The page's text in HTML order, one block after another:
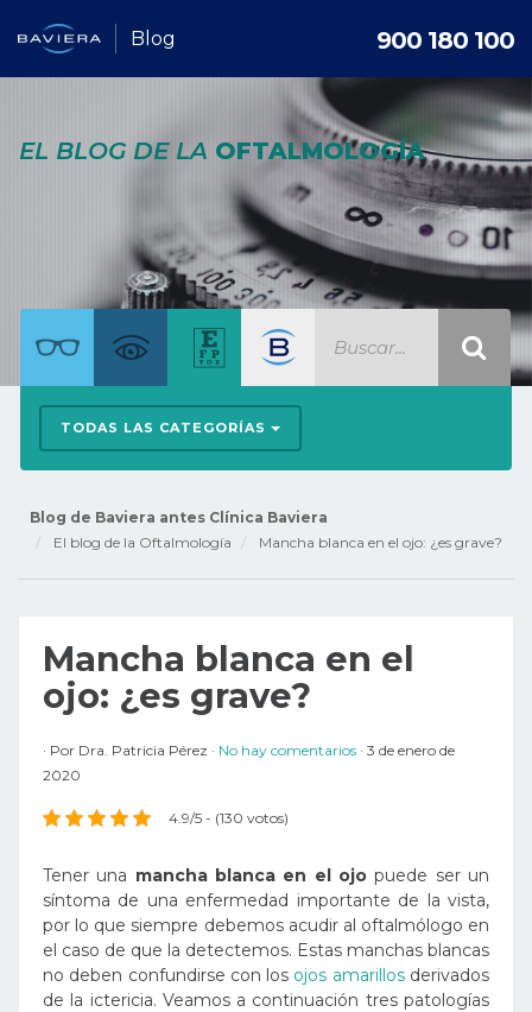
Blog 900 180 100
EL BLOG DE LA OFTALMOLOGÍA
TODAS LAS CATEGORÍAS
Blog de Baviera antes Clínica Baviera
El blog de la Oftalmología
Mancha blanca en el ojo: ¿es grave?
Mancha blanca en el
ojo: ¿es grave?
Por Dra. Patricia Pérez No hay comentarios 3 de enero de
2020
4.9/5 - (130 votos)
Tener una mancha blanca en el ojo puede ser un
síntoma de una enfermedad importante de la vista,
por lo que siempre debemos acudir al oftalmólogo en
el caso de que la detectemos. Estas manchas blancas
no deben confundirse con los ojos amarillosderivados
de la ictericia. Veamos a continuación tres patologías